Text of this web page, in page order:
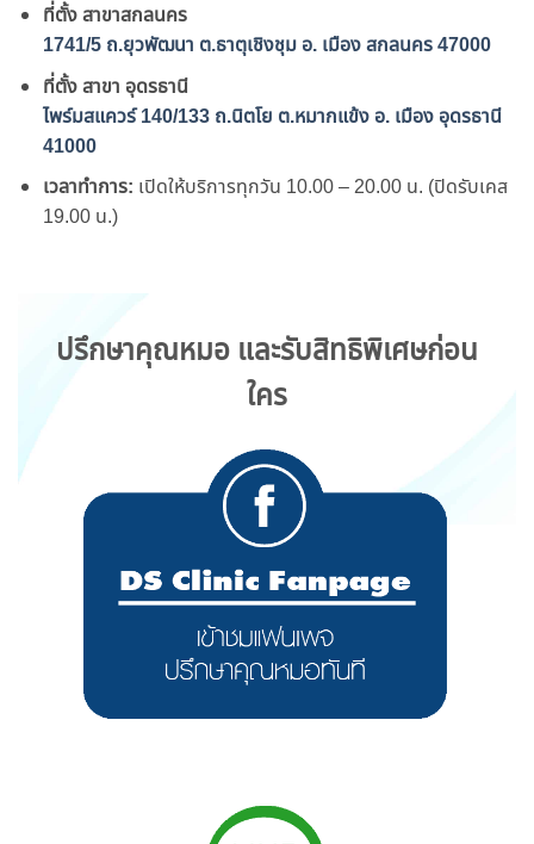
ที่ตั้ง สาขาสกลนคร
1741/5 ถ.ยุวพัฒนา ต.ธาตุเชิงชุม อ. เมือง สกลนคร 47000
ที่ตั้ง สาขา อุดรธานี
ไพร์มสแควร์ 140/133 ถ.นิตโย ต.หมากแข้ง อ. เมือง อุดรธานี
41000
เวลาทำการ: เปิดให้บริการทุกวัน 10.00 – 20.00 น. (ปิดรับเคส
19.00 น.)
ปรึกษาคุณหมอ และรับสิทธิพิเศษก่อน
ใคร